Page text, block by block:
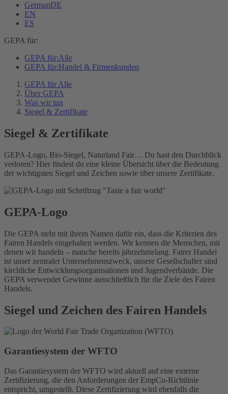
GermanDE
EN
ES
GEPA für:
GEPA für:Alle
GEPA für:Handel & Firmenkunden
GEPA für Alle
Über GEPA
Was wir tun
Siegel & Zertifikate
Siegel & Zertifikate
GEPA-Logo, Bio-Siegel, Naturland Fair… Du hast den Durchblick
verloren? Hier findest du eine kleine Übersicht über die Bedeutung
der wichtigsten Siegel und Zeichen sowie über unsere Zertifikate.
GEPA-Logo
Die GEPA steht mit ihrem Namen dafür ein, dass die Kriterien des
Fairen Handels eingehalten werden. Wir kennen die Menschen, mit
denen wir handeln – manche bereits jahrzehntelang. Fairer Handel
ist unser zentraler Unternehmenszweck, unsere Gesellschafter sind
kirchliche Entwicklungsorganisationen und Jugendverbände. Die
GEPA verwendet Gewinne ausschließlich für die Ziele des Fairen
Handels.
Siegel und Zeichen des Fairen Handels
Garantiesystem der WFTO
Das Garantiesystem der WFTO wird aktuell auf eine externe
Zertifizierung, die den Anforderungen der EmpCo-Richtlinie
entspricht, umgestellt. Diese Zertifizierung wird ebenfalls die